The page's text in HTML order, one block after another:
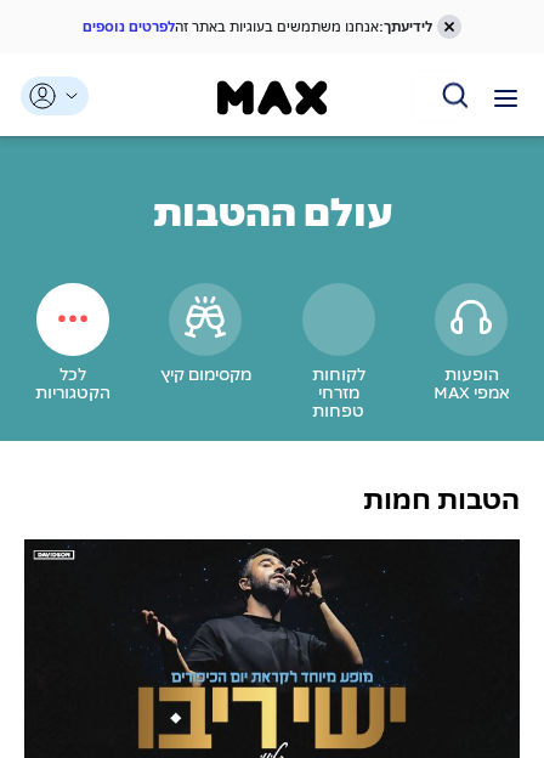
דלג אל תפריט ניווט
דלג אל תוכן ראשי
דלג אל תחתית העמוד
לידיעתך:אנחנו משתמשים בעוגיות באתר זהלפרטים נוספים
עולם ההטבות
הופעות
אמפי MAX
לקוחות
מזרחי
טפחות
מקסימום קיץ לכל
הקטגוריות
הטבות חמות